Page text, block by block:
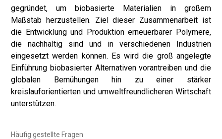
gegründet, um biobasierte Materialien in großem
Maßstab herzustellen. Ziel dieser Zusammenarbeit ist
die Entwicklung und Produktion erneuerbarer Polymere,
die nachhaltig sind und in verschiedenen Industrien
eingesetzt werden können. Es wird die groß angelegte
Einführung biobasierter Alternativen vorantreiben und die
globalen Bemühungen hin zu einer stärker
kreislauforientierten und umweltfreundlicheren Wirtschaft
unterstützen.
Häufig gestellte Fragen